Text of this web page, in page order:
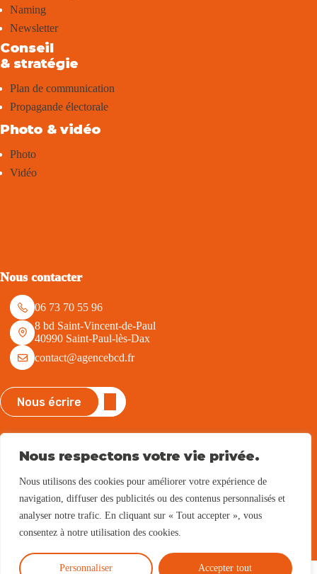
Nous respectons votre vie privée.
Nous utilisons des cookies pour améliorer votre expérience de
navigation, diffuser des publicités ou des contenus personnalisés et
analyser notre trafic. En cliquant sur « Tout accepter », vous
consentez à notre utilisation des cookies.
Personnaliser Accepter tout
Naming
Newsletter
Conseil
& stratégie
Plan de communication
Propagande électorale
Photo & vidéo
Photo
Vidéo
Nous contacter
06 73 70 55 96
8 bd Saint-Vincent-de-Paul
40990 Saint-Paul-lès-Dax
contact@agencebcd.fr
Nous écrire
Parrainage
Tous droits réservés - Be Com Different -
Mentions légales